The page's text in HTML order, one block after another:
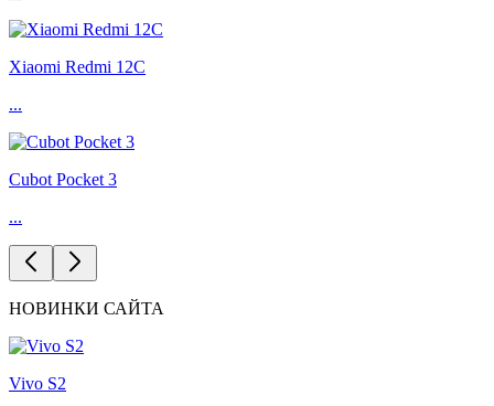
Xiaomi Redmi 12C
...
Cubot Pocket 3
...
НОВИНКИ САЙТА
Vivo S2